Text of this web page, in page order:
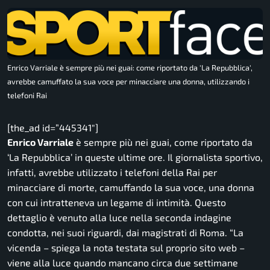
Enrico Varriale è sempre più nei guai: come riportato da 'La Repubblica',
avrebbe camuffato la sua voce per minacciare una donna, utilizzando i
telefoni Rai
[the_ad id=”445341″]
Enrico Varriale è sempre più nei guai, come riportato da
‘La Repubblica’ in queste ultime ore. Il giornalista sportivo,
infatti, avrebbe utilizzato i telefoni della Rai per
minacciare di morte, camuffando la sua voce, una donna
con cui intratteneva un legame di intimità. Questo
dettaglio è venuto alla luce nella seconda indagine
condotta, nei suoi riguardi, dai magistrati di Roma. “La
vicenda – spiega la nota testata sul proprio sito web –
viene alla luce quando mancano circa due settimane